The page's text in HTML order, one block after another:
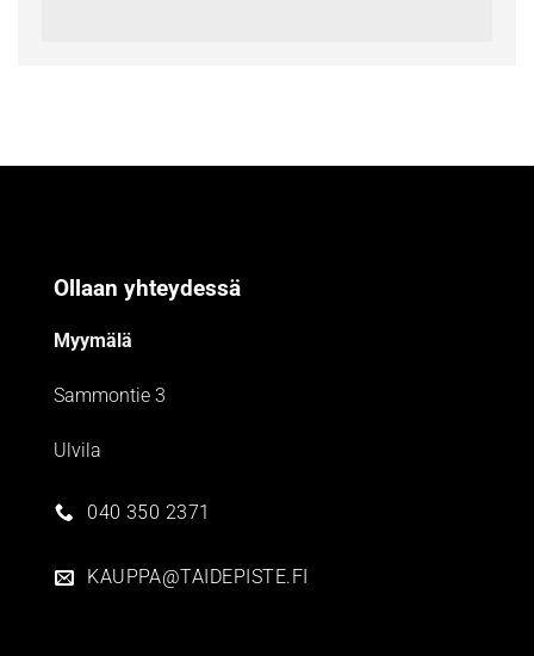
Ollaan yhteydessä
Myymälä
Sammontie 3
Ulvila
040 350 2371
KAUPPA@TAIDEPISTE.FI